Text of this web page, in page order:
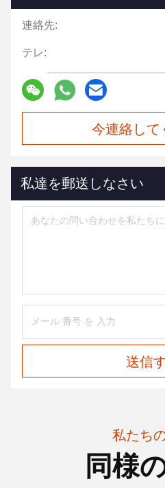
連絡先:
テレ:
今連絡して
私達を郵送しなさい
送信
私たち
同様